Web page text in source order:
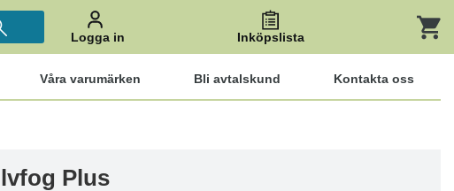
Logga in Inköpslista
Våra varumärken Bli avtalskund Kontakta oss
Plus